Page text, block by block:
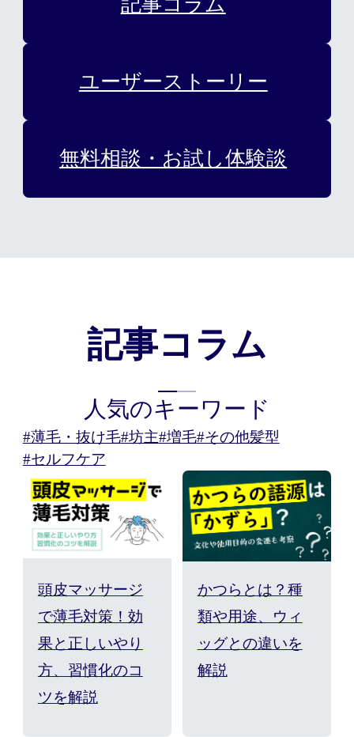
カット/ケア/コーティング・サービス
髪の悩みから探す
料金プラン
スヴェンソンのこだわり
店舗一覧 Q&A 資料請求
記事コラム
ユーザーストーリー
無料相談・お試し体験談
記事コラム
人気のキーワード
#薄毛・抜け毛#坊主#増毛#その他髪型
#セルフケア
頭皮マッサージ
で薄毛対策！効
果と正しいやり
方、習慣化のコ
ツを解説
かつらとは？種
類や用途、ウィ
ッグとの違いを
解説